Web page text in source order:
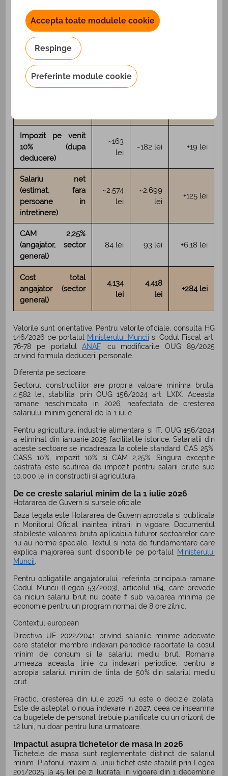
CAS 25%
lei
lei
CASS 10%
Deducere
personala (20% x
Impozit pe venit
10% (dupa
deducere)
~163
lei
~182 lei +19 lei
Salariu net
(estimat, fara
persoane in
intretinere)
~2.574
lei
~2.699
lei
+125 lei
CAM 2,25%
(angajator, sector
general)
84 lei 93 lei +6,18 lei
Cost total
angajator (sector
general)
4.134
lei
4.418
lei
+284 lei
Valorile sunt orientative. Pentru valorile oficiale, consulta HG
146/2026 pe portalul
Ministerului Muncii si Codul Fiscal art.
76-78 pe portalulANAF, cu modificarile OUG 89/2025
privind formula deducerii personale.
Diferenta pe sectoare
Sectorul constructiilor are propria valoare minima bruta,
4.582 lei, stabilita prin OUG 156/2024 art. LXIX. Aceasta
ramane neschimbata in 2026, neafectata de cresterea
salariului minim general de la 1 iulie.
Pentru agricultura, industrie alimentara si IT, OUG 156/2024
a eliminat din ianuarie 2025 facilitatile istorice. Salariatii din
aceste sectoare se incadreaza la cotele standard: CAS 25%,
CASS 10%, impozit 10% si CAM 2,25%. Singura exceptie
pastrata este scutirea de impozit pentru salarii brute sub
10.000 lei in constructii si agricultura.
De ce creste salariul minim de la 1 iulie 2026
Hotararea de Guvern si sursele oficiale
Baza legala este Hotararea de Guvern aprobata si publicata
in Monitorul Oficial inaintea intrarii in vigoare. Documentul
stabileste valoarea bruta aplicabila tuturor sectoarelor care
nu au norme speciale. Textul si nota de fundamentare care
explica majorarea sunt disponibile pe portalul
Ministerului
Muncii
Pentru obligatiile angajatorului, referinta principala ramane
Codul Muncii (Legea 53/2003), articolul 164, care prevede
ca niciun salariu brut nu poate fi sub valoarea minima pe
economie pentru un program normal de 8 ore zilnic.
Contextul european
Directiva UE 2022/2041 privind salariile minime adecvate
cere statelor membre indexari periodice raportate la cosul
minim de consum si la salariul mediu brut. Romania
urmeaza aceasta linie cu indexari periodice, pentru a
apropia salariul minim de tinta de 50% din salariul mediu
brut.
Practic, cresterea din iulie 2026 nu este o decizie izolata.
Este de asteptat o noua indexare in 2027, ceea ce inseamna
ca bugetele de personal trebuie planificate cu un orizont de
12 luni, nu doar pentru luna urmatoare.
Impactul asupra tichetelor de masa in 2026
Tichetele de masa sunt reglementate distinct de salariul
minim. Plafonul maxim al unui tichet este stabilit prin Legea
201/2025 la 45 lei pe zi lucrata, in vigoare din 1 decembrie
Accepta toate modulele cookie
Respinge
Preferinte module cookie